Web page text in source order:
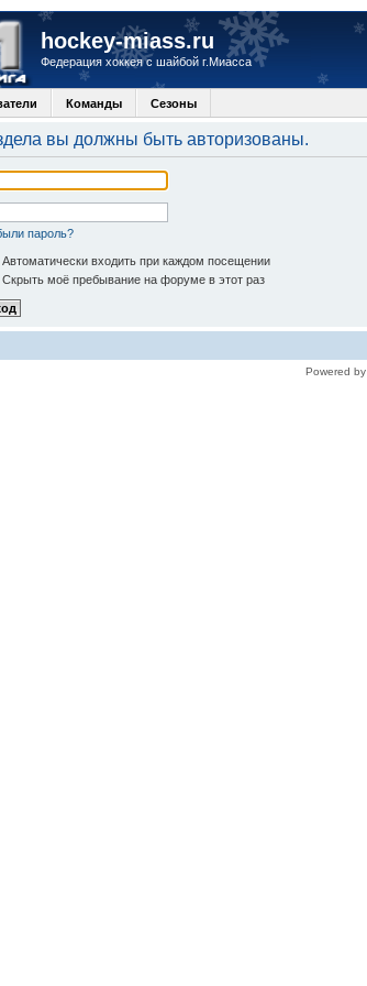
hockey-miass.ru
Федерация хоккея с шайбой г.Миасса
Команды Сезоны
вы должны быть авторизованы.
пароль?
Автоматически входить при каждом посещении
Скрыть моё пребывание на форуме в этот раз
Powered by